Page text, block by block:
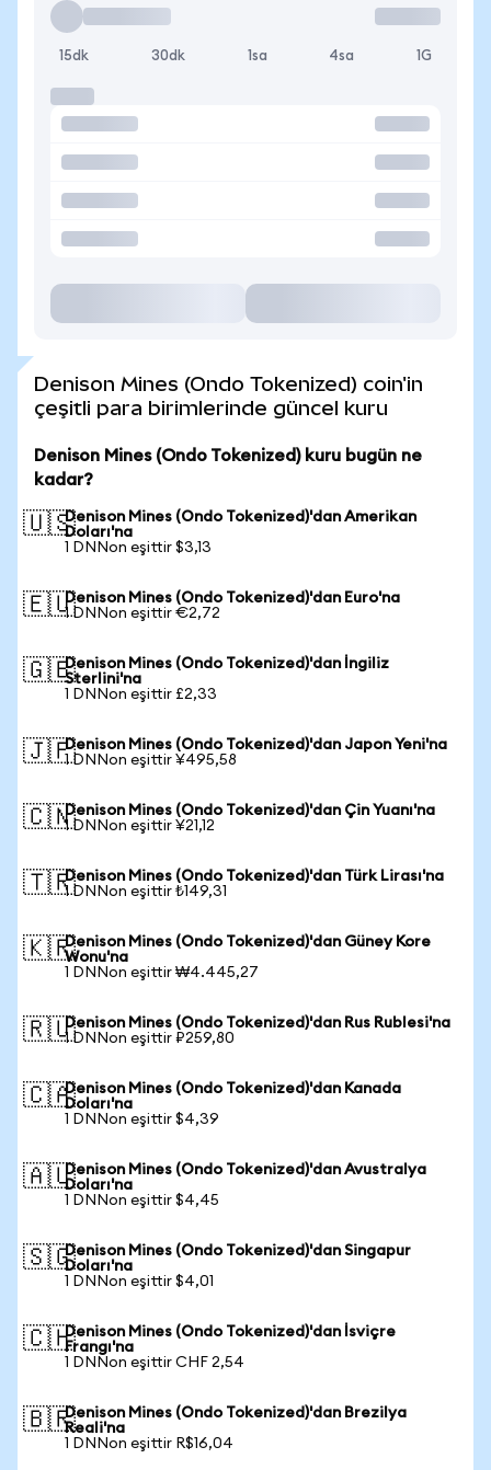
15dk 30dk 1sa 4sa 1G
Denison Mines (Ondo Tokenized) coin'in
çeşitli para birimlerinde güncel kuru
Denison Mines (Ondo Tokenized) kuru bugün ne
kadar?
🇺🇸Denison Mines (Ondo Tokenized)'dan Amerikan
Doları'na
1 DNNon eşittir $3,13
🇪🇺Denison Mines (Ondo Tokenized)'dan Euro'na
1 DNNon eşittir €2,72
🇬🇧Denison Mines (Ondo Tokenized)'dan İngiliz
Sterlini'na
1 DNNon eşittir £2,33
🇯🇵Denison Mines (Ondo Tokenized)'dan Japon Yeni'na
1 DNNon eşittir ¥495,58
🇨🇳Denison Mines (Ondo Tokenized)'dan Çin Yuanı'na
1 DNNon eşittir ¥21,12
🇹🇷Denison Mines (Ondo Tokenized)'dan Türk Lirası'na
1 DNNon eşittir ₺149,31
🇰🇷Denison Mines (Ondo Tokenized)'dan Güney Kore
Wonu'na
1 DNNon eşittir ₩4.445,27
🇷🇺Denison Mines (Ondo Tokenized)'dan Rus Rublesi'na
1 DNNon eşittir ₽259,80
🇨🇦Denison Mines (Ondo Tokenized)'dan Kanada
Doları'na
1 DNNon eşittir $4,39
🇦🇺Denison Mines (Ondo Tokenized)'dan Avustralya
Doları'na
1 DNNon eşittir $4,45
🇸🇬Denison Mines (Ondo Tokenized)'dan Singapur
Doları'na
1 DNNon eşittir $4,01
🇨🇭Denison Mines (Ondo Tokenized)'dan İsviçre
Frangı'na
1 DNNon eşittir CHF 2,54
🇧🇷Denison Mines (Ondo Tokenized)'dan Brezilya
Reali'na
1 DNNon eşittir R$16,04